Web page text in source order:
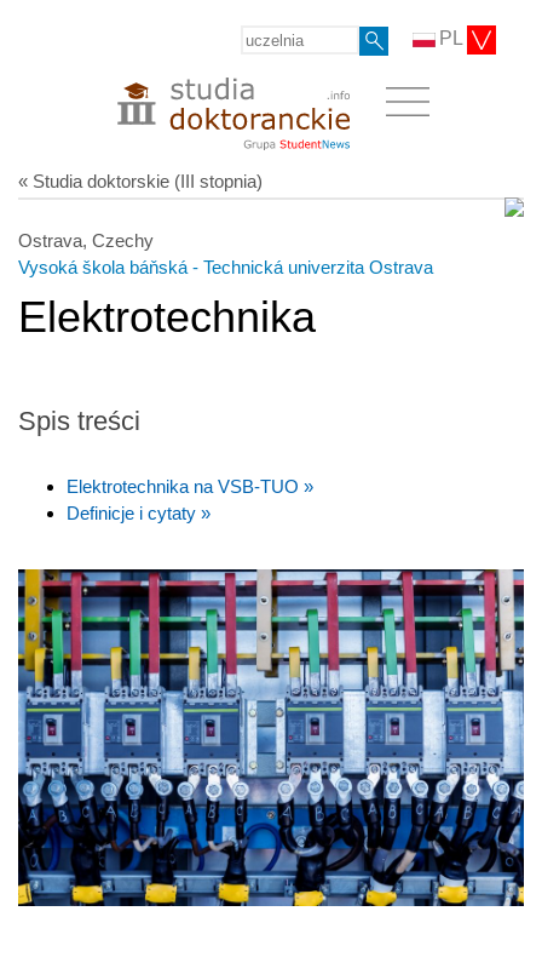
PL
« Studia doktorskie (III stopnia)
Ostrava, Czechy
Vysoká škola báňská - Technická univerzita Ostrava
Elektrotechnika
Spis treści
Elektrotechnika na VSB-TUO »
Definicje i cytaty »